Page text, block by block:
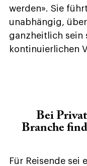
werden». Sie
unabhängig,
ganzheitlich sein
kontinuierlichen
Bei
Branche
Für Reisende sei